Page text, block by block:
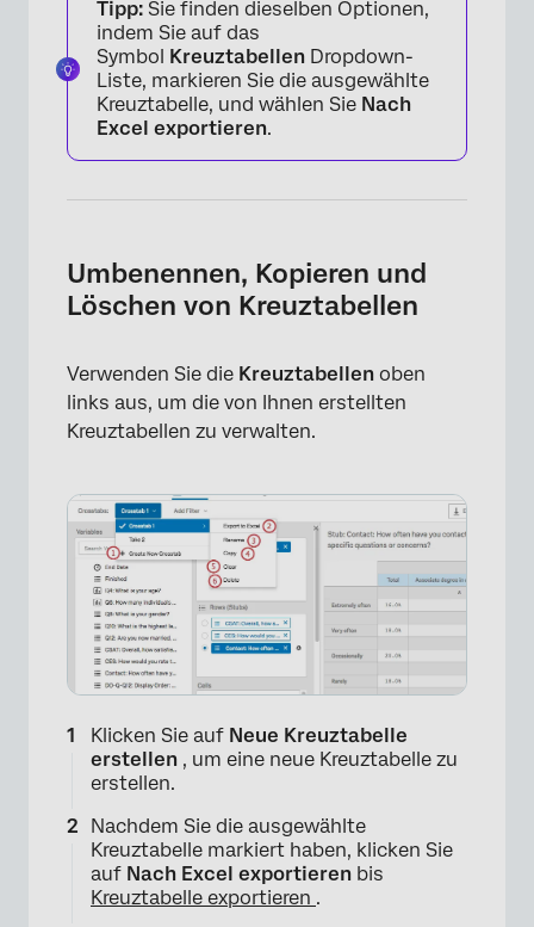
Tipp: Sie finden dieselben Optionen,
indem Sie auf das
Symbol Kreuztabellen Dropdown-
Liste, markieren Sie die ausgewählte
Kreuztabelle, und wählen Sie Nach
Excel exportieren.
Umbenennen, Kopieren und
Löschen von Kreuztabellen
Verwenden Sie die Kreuztabellen oben
links aus, um die von Ihnen erstellten
Kreuztabellen zu verwalten.
Klicken Sie auf Neue Kreuztabelle
erstellen , um eine neue Kreuztabelle zu
erstellen.
Nachdem Sie die ausgewählte
Kreuztabelle markiert haben, klicken Sie
auf Nach Excel exportieren bis
Kreuztabelle exportieren .